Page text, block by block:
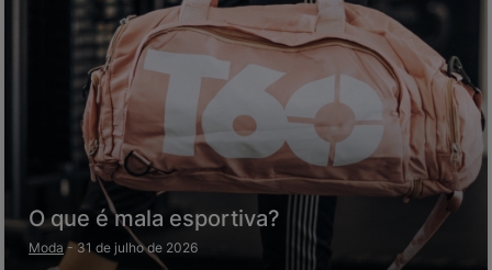
O que é mala esportiva?
Moda - 31 de julho de 2026